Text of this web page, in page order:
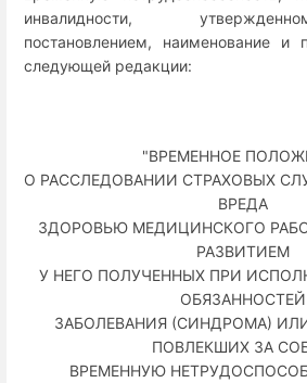
инвалидности,
постановлением, наименование и
следующей редакции:
"ВРЕМЕННОЕ
О РАССЛЕДОВАНИИ СТРАХОВЫХ
ВРЕДА
ЗДОРОВЬЮ МЕДИЦИНСКОГО
РАЗВИТИЕМ
У НЕГО ПОЛУЧЕННЫХ ПРИ
ОБЯЗАННОСТЕЙ
ЗАБОЛЕВАНИЯ (СИНДРОМА)
ПОВЛЕКШИХ ЗА
ВРЕМЕННУЮ